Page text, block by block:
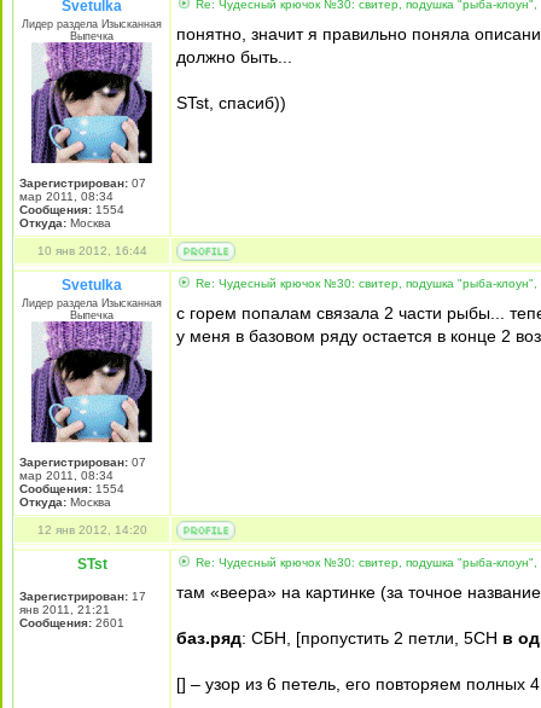
Svetulka
Лидер раздела Изысканная
Выпечка
Зарегистрирован: 07
мар 2011, 08:34
Сообщения: 1554
Откуда: Москва
Re: Чудесный крючок №30: свитер, подушка "рыба-клоун",
понятно, значит я правильно поняла
должно быть...
STst, спасиб))
10 янв 2012, 16:44
Svetulka
Лидер раздела Изысканная
Выпечка
Зарегистрирован: 07
мар 2011, 08:34
Сообщения: 1554
Откуда: Москва
Re: Чудесный крючок №30: свитер, подушка "рыба-клоун",
с горем попалам связала 2 части рыбы...
у меня в базовом ряду остается в конце 2
12 янв 2012, 14:20
STst
Зарегистрирован: 17
янв 2011, 21:21
Сообщения: 2601
Re: Чудесный крючок №30: свитер, подушка "рыба-клоун",
там «веера» на картинке (за точное
баз.ряд: СБН, [пропустить 2 петли, 5СН в
[] – узор из 6 петель, его повторяем полных